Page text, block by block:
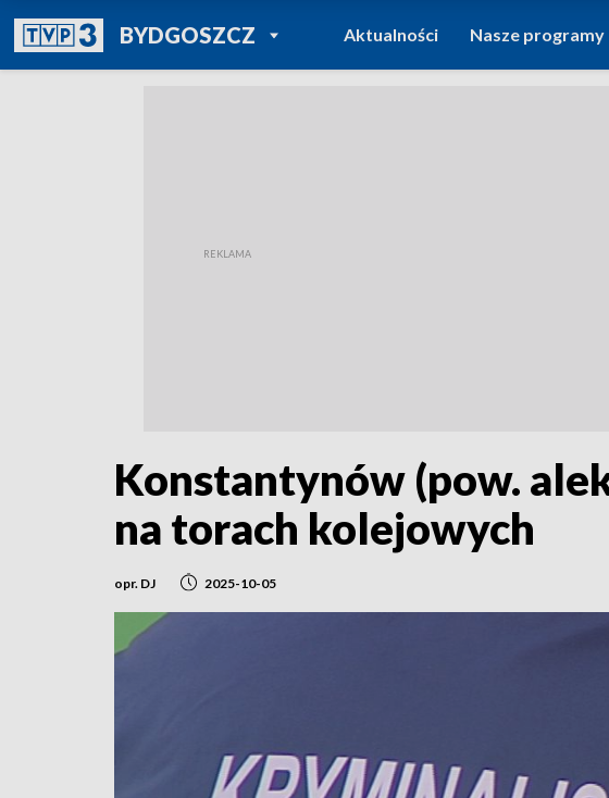
BYDGOSZCZPOWRÓT DO
TVP REGIONY
Aktualności Nasze programy
Konstantynów (pow.
na torach kolejowych
opr. DJ 2025-10-05